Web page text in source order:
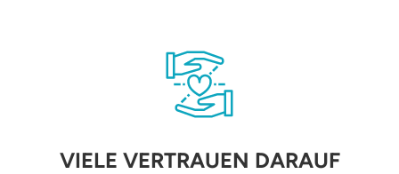
VIELE VERTRAUEN DARAUF